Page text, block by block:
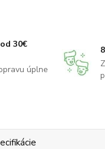
30€
úplne